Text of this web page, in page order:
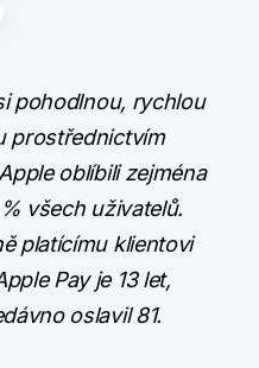
pohodlnou, rychlou
prostřednictvím
oblíbili zejména
všech uživatelů.
platícímu klientovi
Pay je 13 let,
oslavil 81.